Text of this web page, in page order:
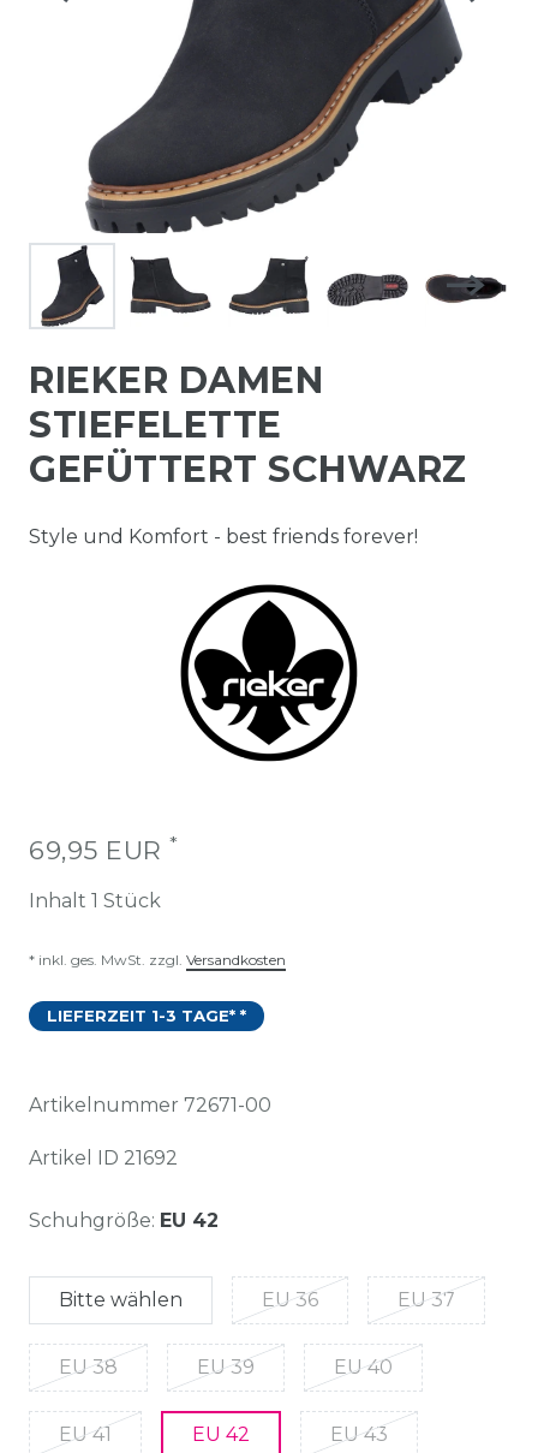
RIEKER DAMEN
STIEFELETTE
GEFÜTTERT SCHWARZ
Style und Komfort - best friends forever!
69,95 EUR *
Inhalt 1 Stück
* inkl. ges. MwSt. zzgl. Versandkosten
LIEFERZEIT 1-3 TAGE* *
Artikelnummer 72671-00
Artikel ID 21692
Schuhgröße: EU 42
Bitte wählen EU 36 EU 37
EU 38 EU 39 EU 40
EU 41 EU 42 EU 43